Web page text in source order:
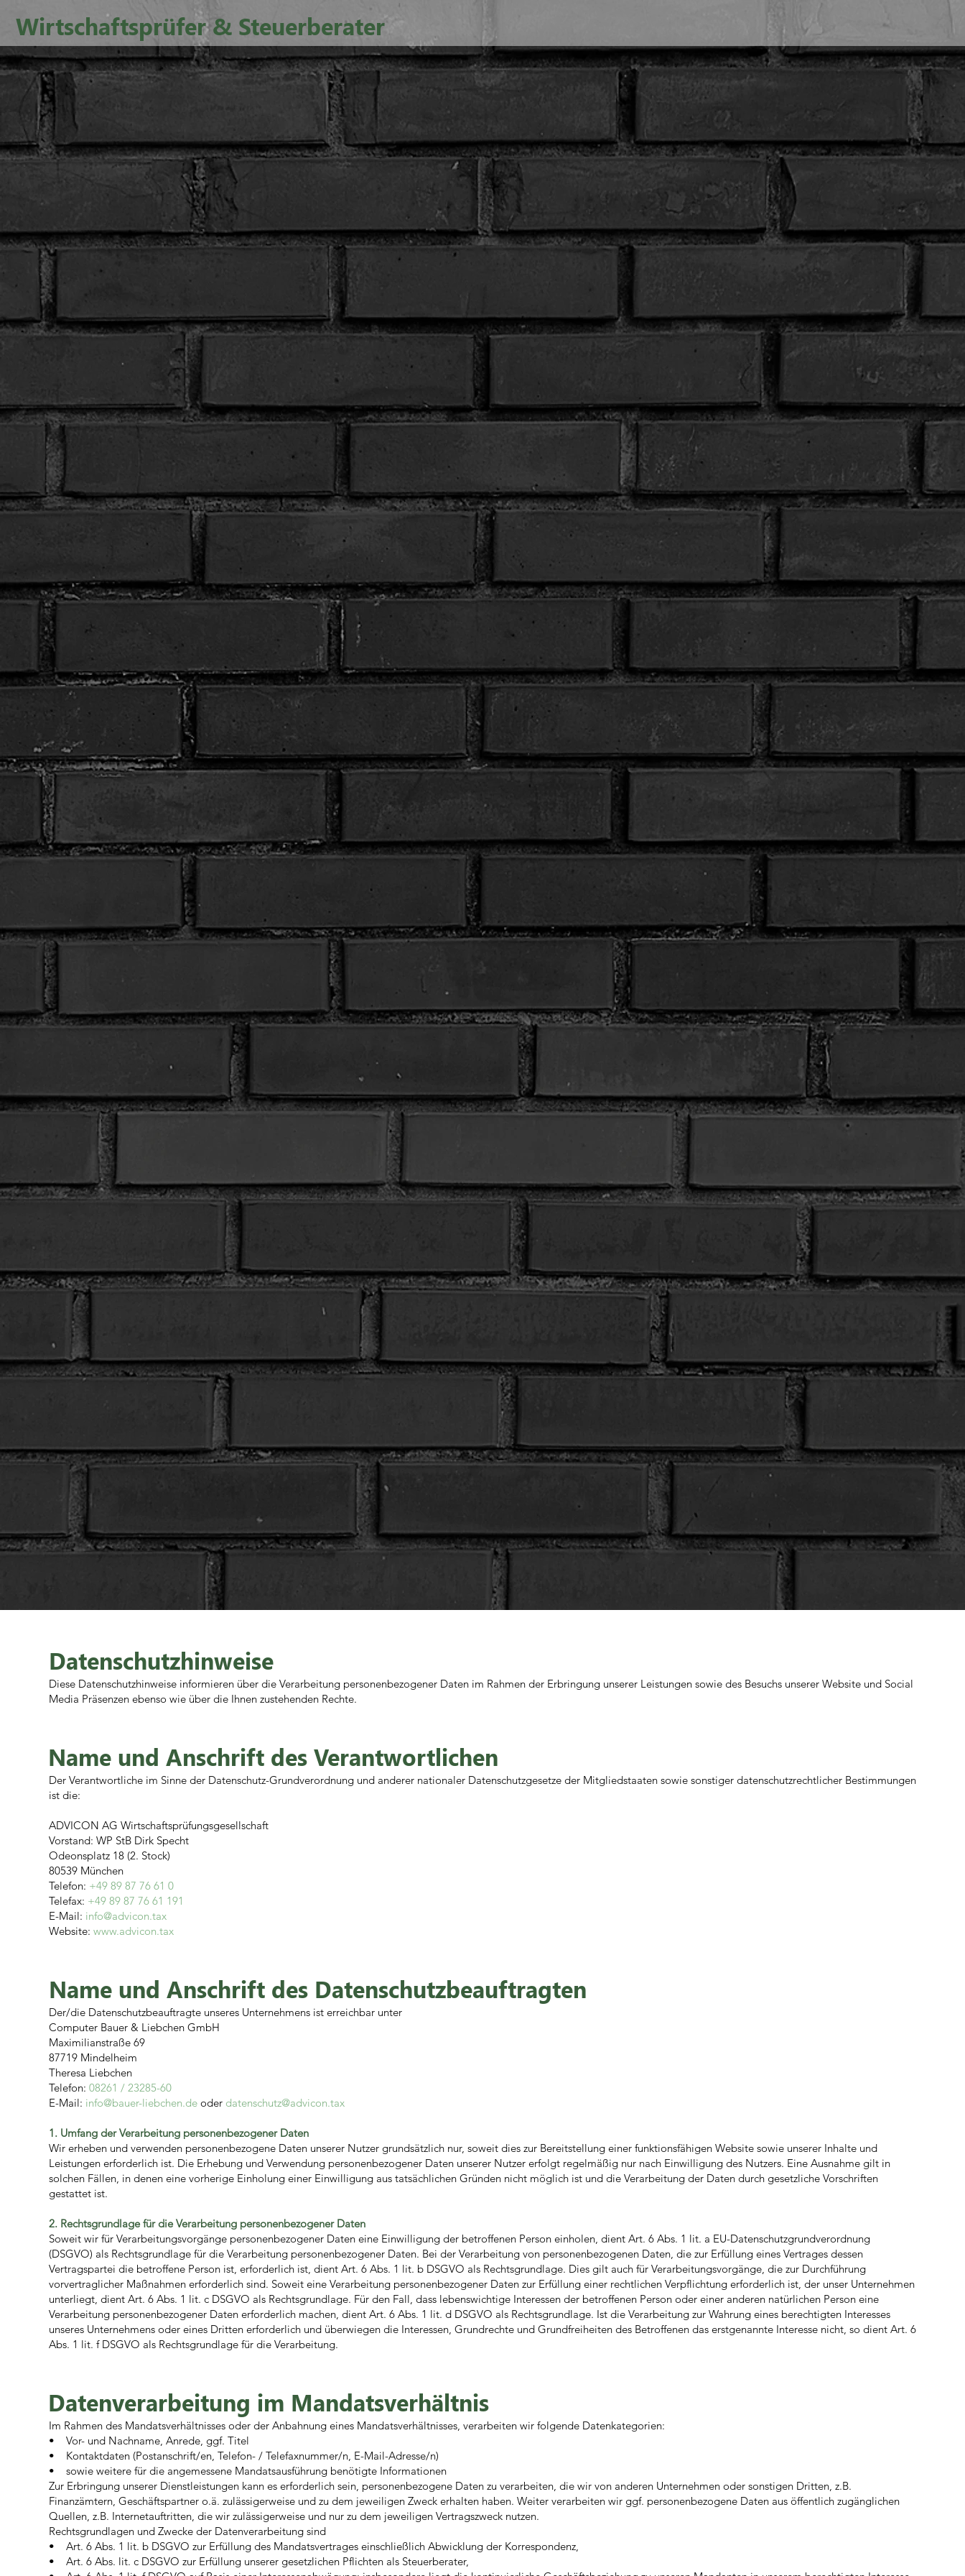
Wirtschaftsprüfer & Steuerberater
Datenschutzhinweise
Diese Datenschutzhinweise informieren über die Verarbeitung personenbezogener Daten im Rahmen der Erbringung unserer Leistungen sowie des Besuchs unserer Website und Social
Media Präsenzen ebenso wie über die Ihnen zustehenden Rechte.
Name und Anschrift des Verantwortlichen
Der Verantwortliche im Sinne der Datenschutz-Grundverordnung und anderer nationaler Datenschutzgesetze der Mitgliedstaaten sowie sonstiger datenschutzrechtlicher Bestimmungen
ist die:​
ADVICON AG Wirtschaftsprüfungsgesellschaft
Vorstand: WP StB Dirk Specht
Odeonsplatz 18 (2. Stock)
80539 München
Telefon: +49 89 87 76 61 0
Telefax: +49 89 87 76 61 191
E-Mail: info@advicon.tax
Website: www.advicon.tax
Name und Anschrift des Datenschutzbeauftragten
Der/die Datenschutzbeauftragte unseres Unternehmens ist erreichbar unter
Computer Bauer & Liebchen GmbH
Maximilianstraße 69
87719 Mindelheim
Theresa Liebchen
Telefon: 08261 / 23285-60
E-Mail: info@bauer-liebchen.deoder datenschutz@advicon.tax
1. Umfang der Verarbeitung personenbezogener Daten
Wir erheben und verwenden personenbezogene Daten unserer Nutzer grundsätzlich nur, soweit dies zur Bereitstellung einer funktionsfähigen Website sowie unserer Inhalte und
Leistungen erforderlich ist. Die Erhebung und Verwendung personenbezogener Daten unserer Nutzer erfolgt regelmäßig nur nach Einwilligung des Nutzers. Eine Ausnahme gilt in
solchen Fällen, in denen eine vorherige Einholung einer Einwilligung aus tatsächlichen Gründen nicht möglich ist und die Verarbeitung der Daten durch gesetzliche Vorschriften
gestattet ist.
2. Rechtsgrundlage für die Verarbeitung personenbezogener Daten
Soweit wir für Verarbeitungsvorgänge personenbezogener Daten eine Einwilligung der betroffenen Person einholen, dient Art. 6 Abs. 1 lit. a EU-Datenschutzgrundverordnung
(DSGVO) als Rechtsgrundlage für die Verarbeitung personenbezogener Daten. Bei der Verarbeitung von personenbezogenen Daten, die zur Erfüllung eines Vertrages dessen
Vertragspartei die betroffene Person ist, erforderlich ist, dient Art. 6 Abs. 1 lit. b DSGVO als Rechtsgrundlage. Dies gilt auch für Verarbeitungsvorgänge, die zur Durchführung
vorvertraglicher Maßnahmen erforderlich sind. Soweit eine Verarbeitung personenbezogener Daten zur Erfüllung einer rechtlichen Verpflichtung erforderlich ist, der unser Unternehmen
unterliegt, dient Art. 6 Abs. 1 lit. c DSGVO als Rechtsgrundlage. Für den Fall, dass lebenswichtige Interessen der betroffenen Person oder einer anderen natürlichen Person eine
Verarbeitung personenbezogener Daten erforderlich machen, dient Art. 6 Abs. 1 lit. d DSGVO als Rechtsgrundlage. Ist die Verarbeitung zur Wahrung eines berechtigten Interesses
unseres Unternehmens oder eines Dritten erforderlich und überwiegen die Interessen, Grundrechte und Grundfreiheiten des Betroffenen das erstgenannte Interesse nicht, so dient Art. 6
Abs. 1 lit. f DSGVO als Rechtsgrundlage für die Verarbeitung.
Datenverarbeitung im Mandatsverhältnis
Im Rahmen des Mandatsverhältnisses oder der Anbahnung eines Mandatsverhältnisses, verarbeiten wir folgende Datenkategorien:
• Vor- und Nachname, Anrede, ggf. Titel
• Kontaktdaten (Postanschrift/en, Telefon- / Telefaxnummer/n, E-Mail-Adresse/n)
• sowie weitere für die angemessene Mandatsausführung benötigte Informationen
Zur Erbringung unserer Dienstleistungen kann es erforderlich sein, personenbezogene Daten zu verarbeiten, die wir von anderen Unternehmen oder sonstigen Dritten, z.B.
Finanzämtern, Geschäftspartner o.ä. zulässigerweise und zu dem jeweiligen Zweck erhalten haben. Weiter verarbeiten wir ggf. personenbezogene Daten aus öffentlich zugänglichen
Quellen, z.B. Internetauftritten, die wir zulässigerweise und nur zu dem jeweiligen Vertragszweck nutzen.
Rechtsgrundlagen und Zwecke der Datenverarbeitung sind
• Art. 6 Abs. 1 lit. b DSGVO zur Erfüllung des Mandatsvertrages einschließlich Abwicklung der Korrespondenz,
• Art. 6 Abs. lit. c DSGVO zur Erfüllung unserer gesetzlichen Pflichten als Steuerberater,